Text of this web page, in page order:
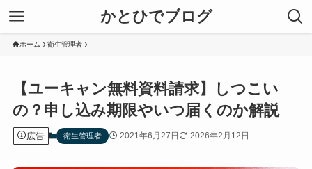
かとひでブログ
ホーム 衛生管理者
【ユーキャン無料資料請求】しつこい
の？申し込み期限やいつ届くのか解説
広告 衛生管理者 2021年6月27日 2026年2月12日